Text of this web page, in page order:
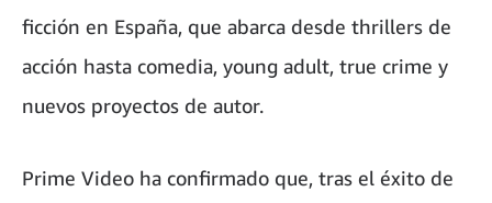
ficción en España, que abarca desde thrillers de
acción hasta comedia, young adult, true crime y
nuevos proyectos de autor.
Prime Video ha confirmado que, tras el éxito de